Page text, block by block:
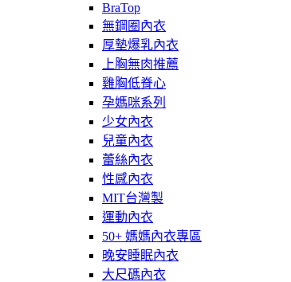
BraTop
無鋼圈內衣
厚墊爆乳內衣
上胸無肉推薦
雞胸低脊心
孕媽咪系列
少女內衣
兒童內衣
蕾絲內衣
性感內衣
MIT台灣製
運動內衣
50+ 媽媽內衣專區
晚安睡眠內衣
大尺碼內衣